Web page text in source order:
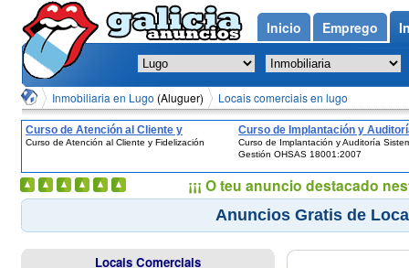
Inmobiliaria en Lugo (Aluguer) Locais comerciais en lugo
Curso de Atención al Cliente y
Fidelización
Curso de Atención al Cliente y Fidelización
Curso de Implantación y
Sistemas de Gestión OHSAS
18001:2007
Curso de Implantación y Auditoría
Gestión OHSAS 18001:2007
Anuncios Gratis de
Locais Comerciais
Inicio Emprego
¡¡¡ O teu anuncio destacado